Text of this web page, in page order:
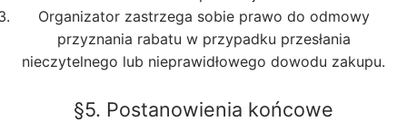
Organizator zastrzega sobie prawo do odmowy
przyznania rabatu w przypadku przesłania
nieczytelnego lub nieprawidłowego dowodu zakupu.
§5. Postanowienia końcowe